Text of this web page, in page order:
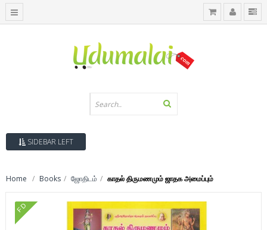
SIDEBAR LEFT
Home Books ஜோதிடம் காதல் திருமணமும் ஜாதக அமைப்பும்
FD